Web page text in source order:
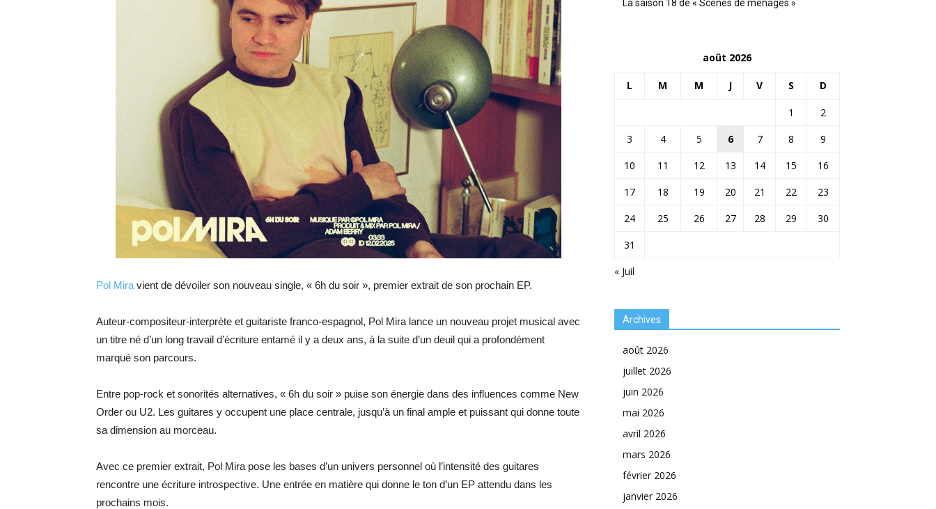
Pol Mira vient de dévoiler son nouveau single, « 6h du soir », premier extrait de son prochain EP.
Auteur-compositeur-interprète et guitariste franco-espagnol, Pol Mira lance un nouveau projet musical avec
un titre né d’un long travail d’écriture entamé il y a deux ans, à la suite d’un deuil qui a profondément
marqué son parcours.
Entre pop-rock et sonorités alternatives, « 6h du soir » puise son énergie dans des influences comme New
Order ou U2. Les guitares y occupent une place centrale, jusqu’à un final ample et puissant qui donne toute
sa dimension au morceau.
Avec ce premier extrait, Pol Mira pose les bases d’un univers personnel où l’intensité des guitares
rencontre une écriture introspective. Une entrée en matière qui donne le ton d’un EP attendu dans les
prochains mois.
La saison 18 de « Scènes de ménages »
août 2026
L M M J V S D
« Juil
1
2
3
4 5 6 7 8
9
10
11 12 13 14 15
16
17
18 19 20 21 22
23
24
25 26 27 28 29
30
31
Archives
août 2026
juillet 2026
juin 2026
mai 2026
avril 2026
mars 2026
février 2026
janvier 2026